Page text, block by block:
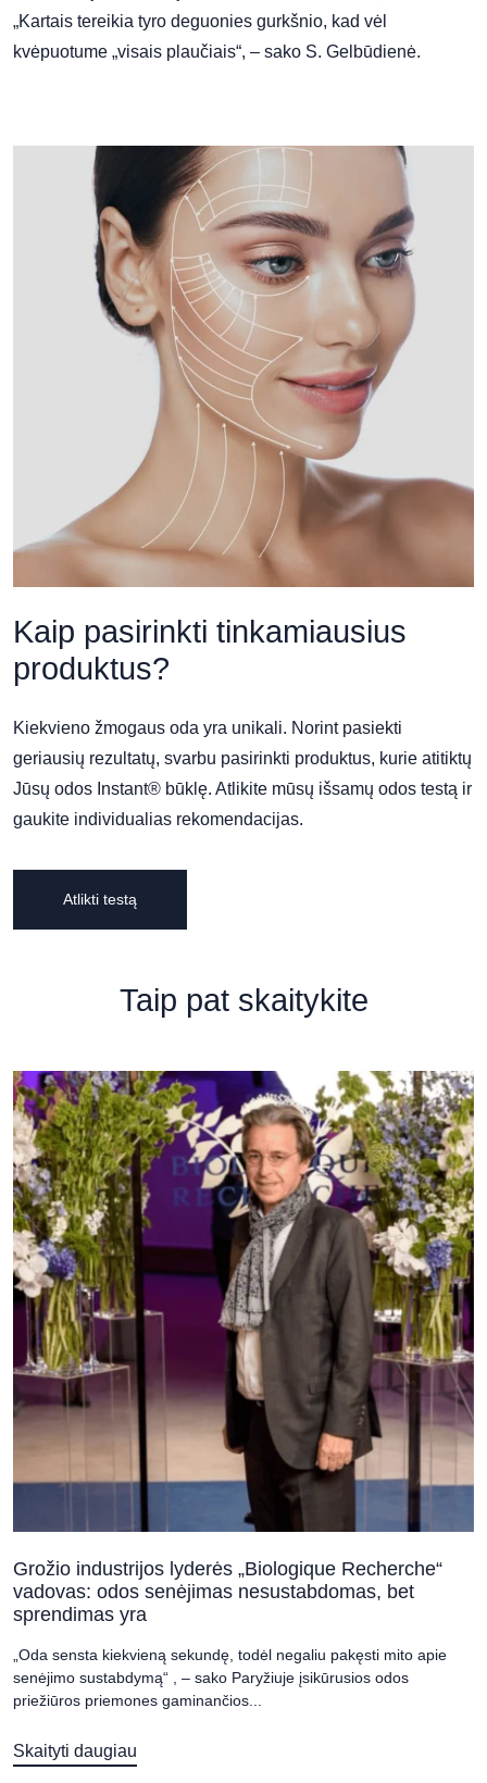
„Kartais tereikia tyro deguonies gurkšnio, kad vėl
kvėpuotume „visais plaučiais“, – sako S. Gelbūdienė.
Kaip pasirinkti tinkamiausius
produktus?
Kiekvieno žmogaus oda yra unikali. Norint pasiekti
geriausių rezultatų, svarbu pasirinkti produktus, kurie atitiktų
Jūsų odos Instant® būklę. Atlikite mūsų išsamų odos testą ir
gaukite individualias rekomendacijas.
Atlikti testą
Taip pat skaitykite
Grožio industrijos lyderės „Biologique Recherche“
vadovas: odos senėjimas nesustabdomas, bet
sprendimas yra
„Oda sensta kiekvieną sekundę, todėl negaliu pakęsti mito apie
senėjimo sustabdymą“ , – sako Paryžiuje įsikūrusios odos
priežiūros priemones gaminančios...
Skaityti daugiau